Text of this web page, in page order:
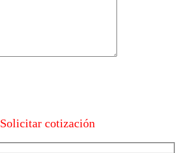
Solicitar cotización